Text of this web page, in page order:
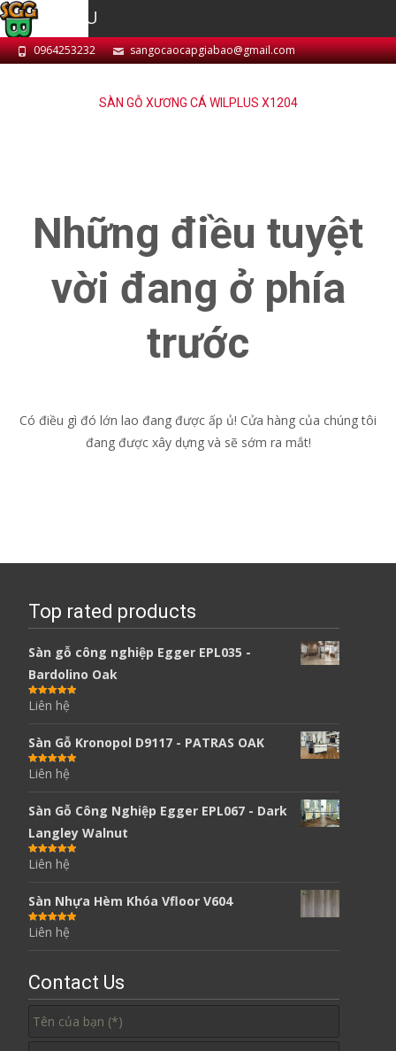
0964253232 sangocaocapgiabao@gmail.com
SÀN GỖ XƯƠNG CÁ WILPLUS X1204
Những điều tuyệt
vời đang ở phía
trước
Có điều gì đó lớn lao đang được ấp ủ! Cửa hàng của chúng tôi
đang được xây dựng và sẽ sớm ra mắt!
Top rated products
Sàn gỗ công nghiệp Egger EPL035 -
Bardolino Oak
Được xếp
hạng 5.00 5
Liên hệ
Sàn Gỗ Kronopol D9117 - PATRAS OAK
Được xếp
hạng 5.00 5
Liên hệ
Sàn Gỗ Công Nghiệp Egger EPL067 - Dark
Langley Walnut
Được xếp
hạng 5.00 5
Liên hệ
Sàn Nhựa Hèm Khóa Vfloor V604
Được xếp
hạng 5.00 5
Liên hệ
Contact Us
MENU